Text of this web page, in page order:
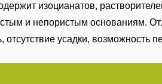
изоцианатов,
и непористым основаниям.
усадки, возможность